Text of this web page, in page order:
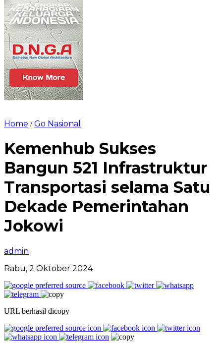
Home /Go Nasional
Kemenhub Sukses
Bangun 521 Infrastruktur
Transportasi selama Satu
Dekade Pemerintahan
Jokowi
admin
Rabu, 2 Oktober 2024
URL berhasil dicopy